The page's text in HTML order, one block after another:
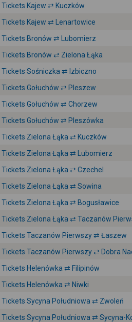
Tickets Kajew ⇄ Kuczków
Tickets Kajew ⇄ Lenartowice
Tickets Bronów ⇄ Lubomierz
Tickets Bronów ⇄ Zielona Łąka
Tickets Sośniczka ⇄ Izbiczno
Tickets Gołuchów ⇄ Pleszew
Tickets Gołuchów ⇄ Chorzew
Tickets Gołuchów ⇄ Pleszówka
Tickets Zielona Łąka ⇄ Kuczków
Tickets Zielona Łąka ⇄ Lubomierz
Tickets Zielona Łąka ⇄ Czechel
Tickets Zielona Łąka ⇄ Sowina
Tickets Zielona Łąka ⇄ Bogusławice
Tickets Zielona Łąka ⇄ Taczanów
Tickets Taczanów Pierwszy ⇄ Łaszew
Tickets Taczanów Pierwszy ⇄ Dobra
Tickets Helenówka ⇄ Filipinów
Tickets Helenówka ⇄ Niwki
Tickets Sycyna Południowa ⇄ Zwoleń
Tickets Sycyna Południowa ⇄ Sycyna-